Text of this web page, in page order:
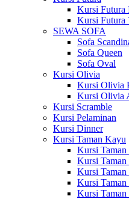
Kursi Futura
Kursi Futura
SEWA SOFA
Sofa
Sofa Queen
Sofa Oval
Kursi Olivia
Kursi Olivia
Kursi Olivia
Kursi Scramble
Kursi Pelaminan
Kursi Dinner
Kursi Taman Kayu
Kursi
Kursi
Kursi Taman
Kursi
Kursi Taman